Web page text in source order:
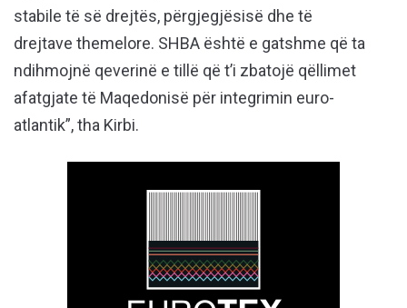
stabile të së drejtës, përgjegjësisë dhe të
drejtave themelore. SHBA është e gatshme që ta
ndihmojnë qeverinë e tillë që t’i zbatojë qëllimet
afatgjate të Maqedonisë për integrimin euro-
atlantik”, tha Kirbi.